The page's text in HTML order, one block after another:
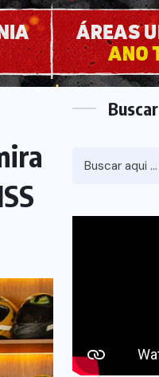
Buscar